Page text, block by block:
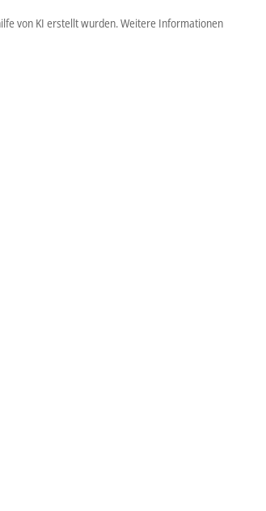
von KI erstellt wurden. Weitere Informationen